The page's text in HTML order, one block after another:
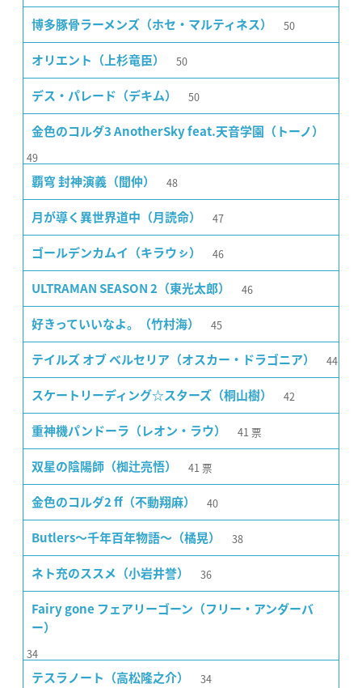
博多豚骨ラーメンズ（ホセ・マルティネス） 50
オリエント（上杉竜臣） 50
デス・パレード（デキム） 50
金色のコルダ3 AnotherSky feat.天音学園（トーノ）
49
覇穹 封神演義（聞仲） 48
月が導く異世界道中（月読命） 47
ゴールデンカムイ（キラウㇱ） 46
ULTRAMAN SEASON 2（東光太郎） 46
好きっていいなよ。（竹村海） 45
テイルズ オブ ベルセリア（オスカー・ドラゴニア） 44
スケートリーディング☆スターズ（桐山樹） 42
重神機パンドーラ（レオン・ラウ） 41 票
双星の陰陽師（椥辻亮悟） 41 票
金色のコルダ2 ff（不動翔麻） 40
Butlers〜千年百年物語〜（橘晃） 38
ネト充のススメ（小岩井誉） 36
Fairy gone フェアリーゴーン（フリー・アンダーバ
ー）
34
テスラノート（高松隆之介） 34